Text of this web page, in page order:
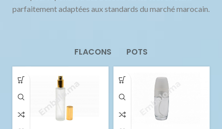
parfaitement adaptées aux standards du marché marocain.
FLACONS POTS